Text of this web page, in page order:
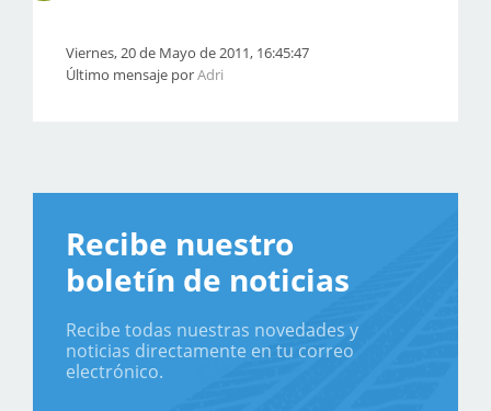
Viernes, 20 de Mayo de 2011, 16:45:47
Último mensaje porAdri
Recibe nuestro
boletín de noticias
Recibe todas nuestras novedades y
noticias directamente en tu correo
electrónico.